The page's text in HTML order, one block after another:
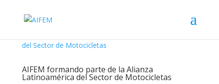
AIFEM formando parte de la Alianza
Latinoamérica del Sector de Motocicletas